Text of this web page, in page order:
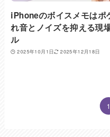
iPhoneのボイスメモはポ
れ音とノイズを抑える現
ル
2025年10月1日 2025年12月18日
1